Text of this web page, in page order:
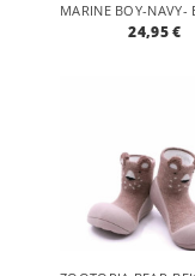
24,95 €